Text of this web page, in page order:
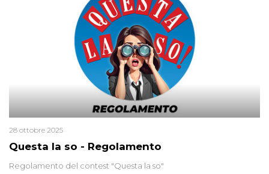
colpevoli per un solo omicidio: errore giudiziario o giustizia
Questa la so - Regolamento
28 ottobre 2025
Regolamento del contest "Questa la so"